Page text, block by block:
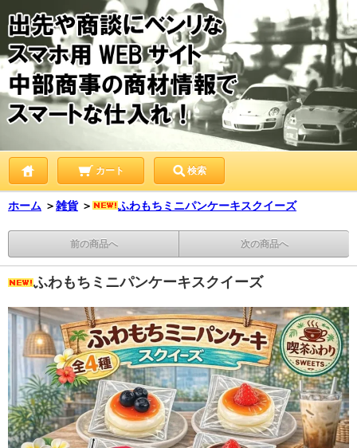
カート 検索
ホーム ＞雑貨 ＞ ふわもちミニパンケーキスクイーズ
前の商品へ 次の商品へ
ふわもちミニパンケーキスクイーズ